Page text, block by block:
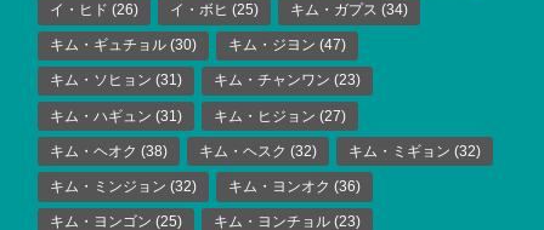
イ・ヒド (26) イ・ボヒ (25) キム・ガプス (34)
キム・ギュチョル (30) キム・ジヨン (47)
キム・ソヒョン (31) キム・チャンワン (23)
キム・ハギュン (31) キム・ヒジョン (27)
キム・ヘオク (38) キム・ヘスク (32) キム・ミギョン (32)
キム・ミンジョン (32) キム・ヨンオク (36)
キム・ヨンゴン (25) キム・ヨンチョル (23)